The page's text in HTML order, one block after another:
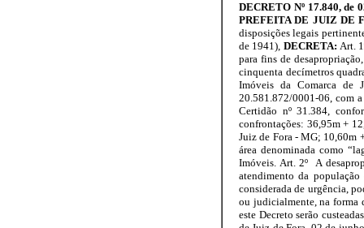
DECRETO Nº 17.840, de
PREFEITA DE JUIZ DE
disposições legais
de 1941), DECRETA: Art.
para fins de
cinquenta decímetros
Imóveis da Comarca de
20.581.872/0001-06, com
Certidão nº 31.384,
confrontações: 36,95m +
Juiz de Fora - MG; 10,60m
área denominada como
Imóveis. Art. 2º A
atendimento da
considerada de urgência,
ou judicialmente, na forma
este Decreto serão